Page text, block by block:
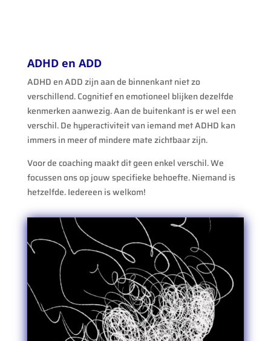
ADHD en ADD
ADHD en ADD zijn aan de binnenkant niet zo
verschillend. Cognitief en emotioneel blijken dezelfde
kenmerken aanwezig. Aan de buitenkant is er wel een
verschil. De hyperactiviteit van iemand met ADHD kan
immers in meer of mindere mate zichtbaar zijn.
Voor de coaching maakt dit geen enkel verschil. We
focussen ons op jouw specifieke behoefte. Niemand is
hetzelfde. Iedereen is welkom!